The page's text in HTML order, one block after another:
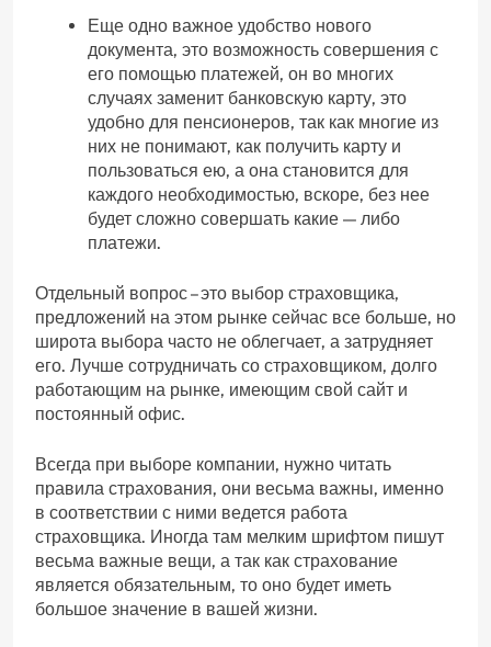
Еще одно важное удобство нового
документа, это возможность совершения с
его помощью платежей, он во многих
случаях заменит банковскую карту, это
удобно для пенсионеров, так как многие из
них не понимают, как получить карту и
пользоваться ею, а она становится для
каждого необходимостью, вскоре, без нее
будет сложно совершать какие — либо
платежи.
Отдельный вопрос – это выбор страховщика,
предложений на этом рынке сейчас все больше, но
широта выбора часто не облегчает, а затрудняет
его. Лучше сотрудничать со страховщиком, долго
работающим на рынке, имеющим свой сайт и
постоянный офис.
Всегда при выборе компании, нужно читать
правила страхования, они весьма важны, именно
в соответствии с ними ведется работа
страховщика. Иногда там мелким шрифтом пишут
весьма важные вещи, а так как страхование
является обязательным, то оно будет иметь
большое значение в вашей жизни.